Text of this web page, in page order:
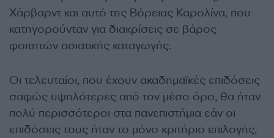
Χάρβαρντ και αυτό της Βόρειας Καρολίνα, που
κατηγορούνταν για διακρίσεις σε βάρος
φοιτητών ασιατικής καταγωγής.
Οι τελευταίοι, που έχουν ακαδημαϊκές επιδόσεις
σαφώς υψηλότερες από τον μέσο όρο, θα ήταν
πολύ περισσότεροι στα πανεπιστήμια εάν οι
επιδόσεις τους ήταν το μόνο κριτήριο επιλογής,